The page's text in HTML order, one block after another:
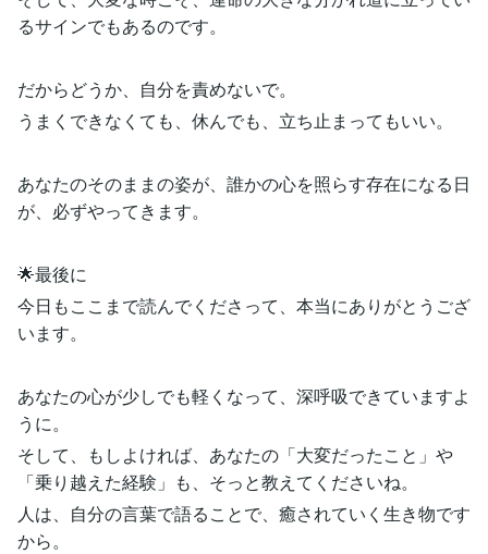
るサインでもあるのです。
だからどうか、自分を責めないで。
うまくできなくても、休んでも、立ち止まってもいい。
あなたのそのままの姿が、誰かの心を照らす存在になる日
が、必ずやってきます。
🌟最後に
今日もここまで読んでくださって、本当にありがとうござ
います。
あなたの心が少しでも軽くなって、深呼吸できていますよ
うに。
そして、もしよければ、あなたの「大変だったこと」や
「乗り越えた経験」も、そっと教えてくださいね。
人は、自分の言葉で語ることで、癒されていく生き物です
から。